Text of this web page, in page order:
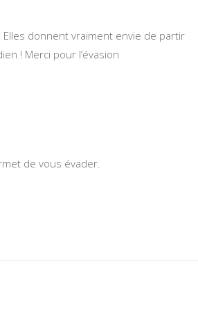
donnent vraiment envie de partir
! Merci pour l’évasion
de vous évader.